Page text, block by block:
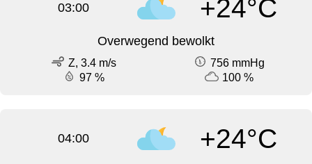
03:00 +24°C
Overwegend bewolkt
Z, 3.4 m/s
756 mmHg
97 %
100 %
04:00 +24°C